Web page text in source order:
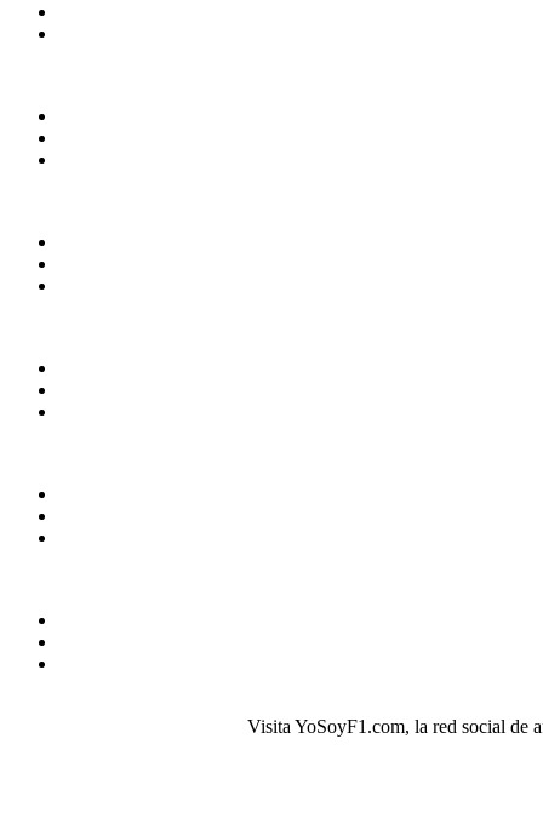
Visita YoSoyF1.com, la red social de